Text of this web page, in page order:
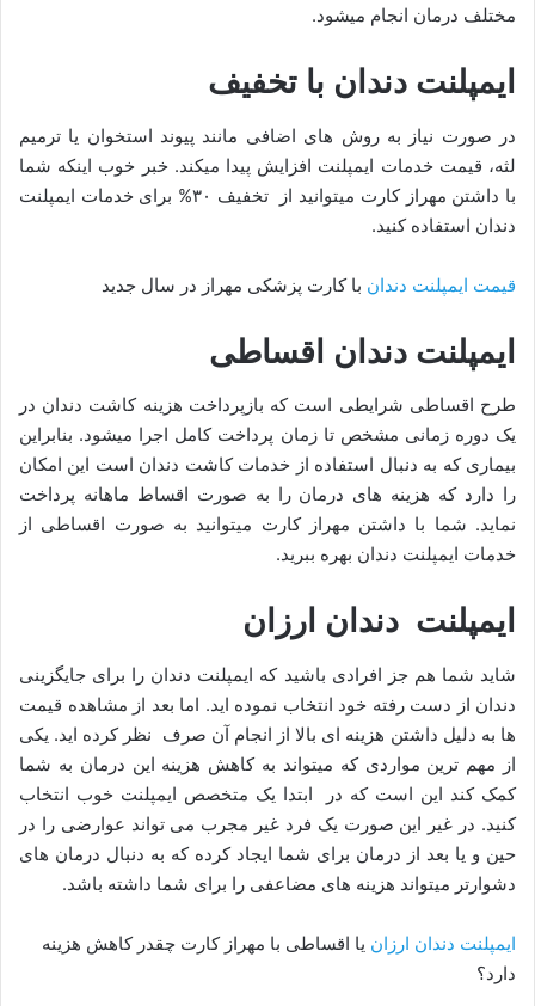
مختلف درمان انجام میشود.
ایمپلنت دندان با تخفیف
در صورت نیاز به روش های اضافی مانند پیوند استخوان یا ترمیم
لثه، قیمت خدمات ایمپلنت افزایش پیدا میکند. خبر خوب اینکه شما
با داشتن مهراز کارت میتوانید از تخفیف ۳۰% برای خدمات ایمپلنت
دندان استفاده کنید.
قیمت ایمپلنت دندان با کارت پزشکی مهراز در سال جدید
ایمپلنت دندان اقساطی
طرح اقساطی شرایطی است که بازپرداخت هزینه کاشت دندان در
یک دوره زمانی مشخص تا زمان پرداخت کامل اجرا میشود. بنابراین
بیماری که به دنبال استفاده از خدمات کاشت دندان است این امکان
را دارد که هزینه های درمان را به صورت اقساط ماهانه پرداخت
نماید. شما با داشتن مهراز کارت میتوانید به صورت اقساطی از
خدمات ایمپلنت دندان بهره ببرید.
ایمپلنت دندان ارزان
شاید شما هم جز افرادی باشید که ایمپلنت دندان را برای جایگزینی
دندان از دست رفته خود انتخاب نموده اید. اما بعد از مشاهده قیمت
ها به دلیل داشتن هزینه ای بالا از انجام آن صرف نظر کرده اید. یکی
از مهم ترین مواردی که میتواند به کاهش هزینه این درمان به شما
کمک کند این است که در ابتدا یک متخصص ایمپلنت خوب انتخاب
کنید. در غیر این صورت یک فرد غیر مجرب می تواند عوارضی را در
حین و یا بعد از درمان برای شما ایجاد کرده که به دنبال درمان های
دشوارتر میتواند هزینه های مضاعفی را برای شما داشته باشد.
ایمپلنت دندان ارزان یا اقساطی با مهراز کارت چقدر کاهش هزینه
دارد؟